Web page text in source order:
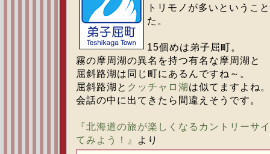
トリモノが多いというこ
た。
15個めは弟子屈町。
霧の摩周湖の異名を持つ有名な摩周湖と
屈斜路湖は同じ町にあるんですね～。
屈斜路湖と クッチャロ湖は似てますよね。
会話の中に出てきたら間違えそうです。
『北海道の旅が楽しくなるカントリーサ
てみよう！』
より